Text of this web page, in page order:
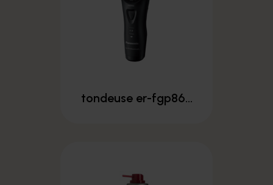
tondeuse er-fgp86...